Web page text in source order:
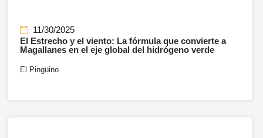
11/30/2025
El Estrecho y el viento: La fórmula que convierte a
Magallanes en el eje global del hidrógeno verde
El Pingüino